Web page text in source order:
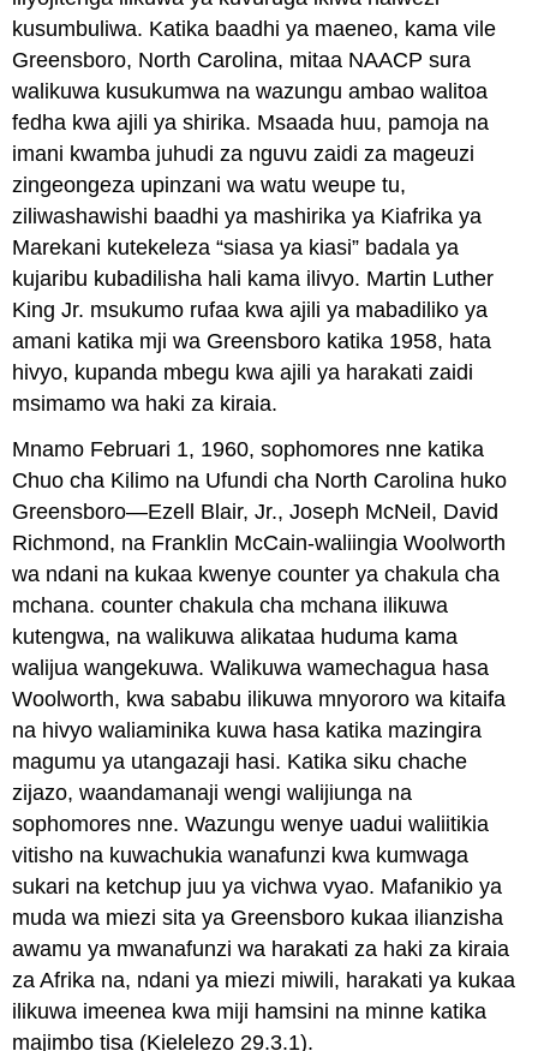
kusumbuliwa. Katika baadhi ya maeneo, kama vile
Greensboro, North Carolina, mitaa NAACP sura
walikuwa kusukumwa na wazungu ambao walitoa
fedha kwa ajili ya shirika. Msaada huu, pamoja na
imani kwamba juhudi za nguvu zaidi za mageuzi
zingeongeza upinzani wa watu weupe tu,
ziliwashawishi baadhi ya mashirika ya Kiafrika ya
Marekani kutekeleza “siasa ya kiasi” badala ya
kujaribu kubadilisha hali kama ilivyo. Martin Luther
King Jr. msukumo rufaa kwa ajili ya mabadiliko ya
amani katika mji wa Greensboro katika 1958, hata
hivyo, kupanda mbegu kwa ajili ya harakati zaidi
msimamo wa haki za kiraia.
Mnamo Februari 1, 1960, sophomores nne katika
Chuo cha Kilimo na Ufundi cha North Carolina huko
Greensboro—Ezell Blair, Jr., Joseph McNeil, David
Richmond, na Franklin McCain-waliingia Woolworth
wa ndani na kukaa kwenye counter ya chakula cha
mchana. counter chakula cha mchana ilikuwa
kutengwa, na walikuwa alikataa huduma kama
walijua wangekuwa. Walikuwa wamechagua hasa
Woolworth, kwa sababu ilikuwa mnyororo wa kitaifa
na hivyo waliaminika kuwa hasa katika mazingira
magumu ya utangazaji hasi. Katika siku chache
zijazo, waandamanaji wengi walijiunga na
sophomores nne. Wazungu wenye uadui waliitikia
vitisho na kuwachukia wanafunzi kwa kumwaga
sukari na ketchup juu ya vichwa vyao. Mafanikio ya
muda wa miezi sita ya Greensboro kukaa ilianzisha
awamu ya mwanafunzi wa harakati za haki za kiraia
za Afrika na, ndani ya miezi miwili, harakati ya kukaa
ilikuwa imeenea kwa miji hamsini na minne katika
majimbo tisa (Kielelezo 29.3.1).